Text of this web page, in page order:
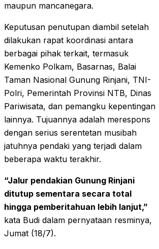
maupun mancanegara.
Keputusan penutupan diambil setelah
dilakukan rapat koordinasi antara
berbagai pihak terkait, termasuk
Kemenko Polkam, Basarnas, Balai
Taman Nasional Gunung Rinjani, TNI-
Polri, Pemerintah Provinsi NTB, Dinas
Pariwisata, dan pemangku kepentingan
lainnya. Tujuannya adalah merespons
dengan serius serentetan musibah
jatuhnya pendaki yang terjadi dalam
beberapa waktu terakhir.
“Jalur pendakian Gunung Rinjani
ditutup sementara secara total
hingga pemberitahuan lebih lanjut,”
kata Budi dalam pernyataan resminya,
Jumat (18/7).